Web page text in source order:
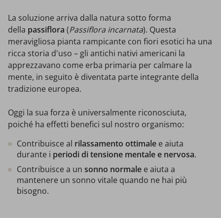
La soluzione arriva dalla natura sotto forma
della passiflora (Passiflora incarnata). Questa
meravigliosa pianta rampicante con fiori esotici ha una
ricca storia d'uso – gli antichi nativi americani la
apprezzavano come erba primaria per calmare la
mente, in seguito è diventata parte integrante della
tradizione europea.
Oggi la sua forza è universalmente riconosciuta,
poiché ha effetti benefici sul nostro organismo:
Contribuisce al rilassamento ottimale e aiuta
durante i periodi di tensione mentale e nervosa.
Contribuisce a un sonno normale e aiuta a
mantenere un sonno vitale quando ne hai più
bisogno.